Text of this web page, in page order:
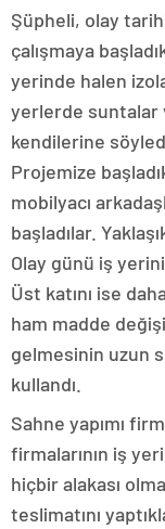
Şüpheli, olay
çalışmaya
yerinde halen
yerlerde suntalar
kendilerine
Projemize
mobilyacı
başladılar.
Olay günü iş
Üst katını ise
ham madde
gelmesinin uzun
kullandı.
Sahne yapımı
firmalarının iş
hiçbir alakası
teslimatını